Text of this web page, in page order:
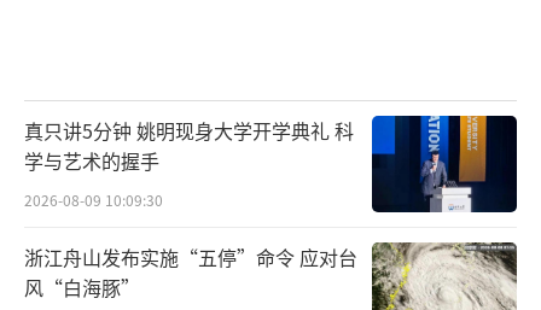
真只讲5分钟 姚明现身大学开学典礼 科
学与艺术的握手
2026-08-09 10:09:30
浙江舟山发布实施“五停”命令 应对台
风“白海豚”